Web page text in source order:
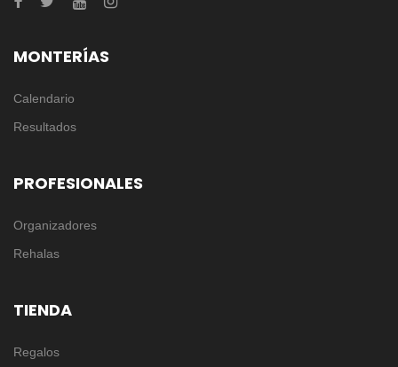
MONTERÍAS
Calendario
Resultados
PROFESIONALES
Organizadores
Rehalas
TIENDA
Regalos